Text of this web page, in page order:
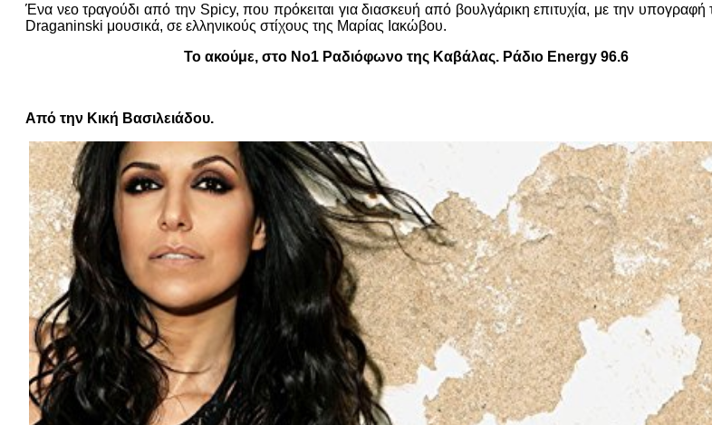
Ένα νεο τραγούδι από την Spicy, που πρόκειται για διασκευή από βουλγάρικη επιτυχία, με την
Draganinski μουσικά, σε ελληνικούς στίχους της Μαρίας Ιακώβου.
Το ακούμε, στο Νο1 Ραδιόφωνο της Καβάλας. Ράδιο Energy 96.6
Από την Κική Βασιλειάδου.